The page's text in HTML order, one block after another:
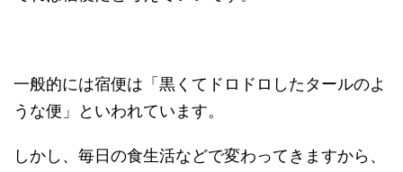
一般的には宿便は「黒くてドロドロしたタールのよ
うな便」といわれています。
しかし、毎日の食生活などで変わってきますから、